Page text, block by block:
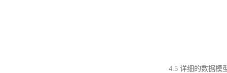
4.5 详细的数据模